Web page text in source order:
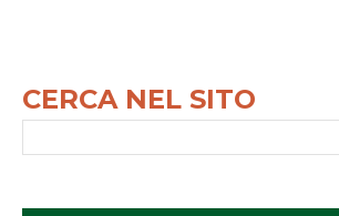
CERCA NEL SITO